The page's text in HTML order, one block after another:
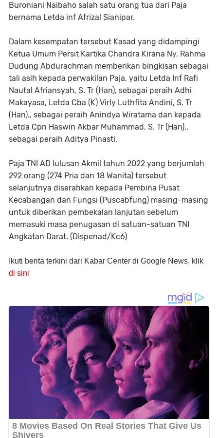
Buroniani Naibaho salah satu orang tua dari Paja
bernama Letda inf Afrizal Sianipar.
Dalam kesempatan tersebut Kasad yang didampingi
Ketua Umum Persit Kartika Chandra Kirana Ny. Rahma
Dudung Abdurachman memberikan bingkisan sebagai
tali asih kepada perwakilan Paja, yaitu Letda Inf Rafi
Naufal Afriansyah, S. Tr (Han), sebagai peraih Adhi
Makayasa, Letda Cba (K) Virly Luthfita Andini, S. Tr
(Han)., sebagai peraih Anindya Wiratama dan kepada
Letda Cpn Haswin Akbar Muhammad, S. Tr (Han).,
sebagai peraih Aditya Pinasti.
Paja TNI AD lulusan Akmil tahun 2022 yang berjumlah
292 orang (274 Pria dan 18 Wanita) tersebut
selanjutnya diserahkan kepada Pembina Pusat
Kecabangan dan Fungsi (Puscabfung) masing-masing
untuk diberikan pembekalan lanjutan sebelum
memasuki masa penugasan di satuan-satuan TNI
Angkatan Darat. (Dispenad/Kc6)
Ikuti berita terkini dari Kabar Center di Google News, klik
di sini